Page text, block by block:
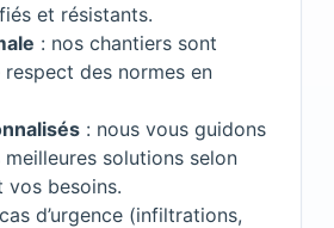
et résistants.
: nos chantiers sont
respect des normes en
: nous vous guidons
solutions selon
besoins.
d’urgence (infiltrations,